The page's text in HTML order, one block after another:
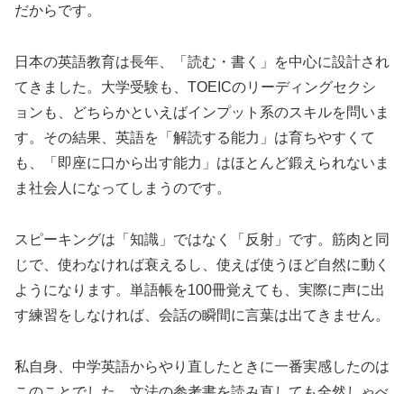
だからです。
日本の英語教育は長年、「読む・書く」を中心に設計され
てきました。大学受験も、TOEICのリーディングセクシ
ョンも、どちらかといえばインプット系のスキルを問いま
す。その結果、英語を「解読する能力」は育ちやすくて
も、「即座に口から出す能力」はほとんど鍛えられないま
ま社会人になってしまうのです。
スピーキングは「知識」ではなく「反射」です。筋肉と同
じで、使わなければ衰えるし、使えば使うほど自然に動く
ようになります。単語帳を100冊覚えても、実際に声に出
す練習をしなければ、会話の瞬間に言葉は出てきません。
私自身、中学英語からやり直したときに一番実感したのは